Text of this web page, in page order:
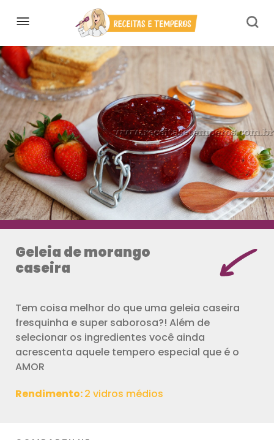
Geleia de morango
caseira
Tem coisa melhor do que uma geleia caseira
fresquinha e super saborosa?! Além de
selecionar os ingredientes você ainda
acrescenta aquele tempero especial que é o
AMOR
Rendimento:2 vidros médios